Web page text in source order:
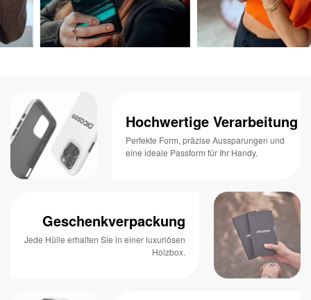
Hochwertige Verarbeitung
Perfekte Form, präzise Aussparungen und
eine ideale Passform für Ihr Handy.
Geschenkverpackung
Jede Hülle erhalten Sie in einer luxuriösen
Holzbox.